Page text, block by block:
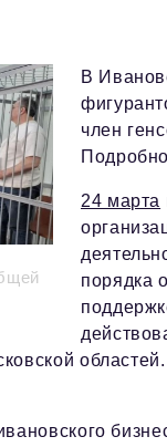
В
член
24 марта
порядка